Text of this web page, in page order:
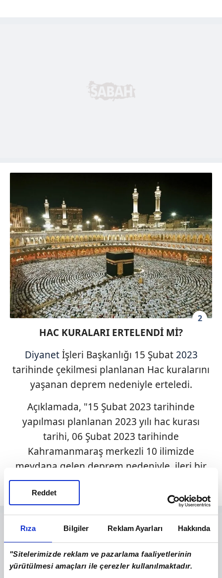
Rıza Bilgiler Reklam Ayarları Hakkında
"Sitelerimizde reklam ve pazarlama faaliyetlerinin
yürütülmesi amaçları ile çerezler kullanılmaktadır.
Reddet
2
HAC KURALARI ERTELENDİ Mİ?
Diyanetİşleri Başkanlığı 15 Şubat 2023
tarihinde çekilmesi planlanan Hac kuralarını
yaşanan deprem nedeniyle erteledi.
Açıklamada, "15 Şubat 2023 tarihinde
yapılması planlanan 2023 yılı hac kurası
tarihi, 06 Şubat 2023 tarihinde
Kahramanmaraş merkezli 10 ilimizde
meydana gelen deprem nedeniyle, ileri bir
tarihe ertelenmiştir." ifadelerine yer verildi.